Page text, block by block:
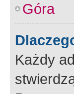
Góra
Każdy